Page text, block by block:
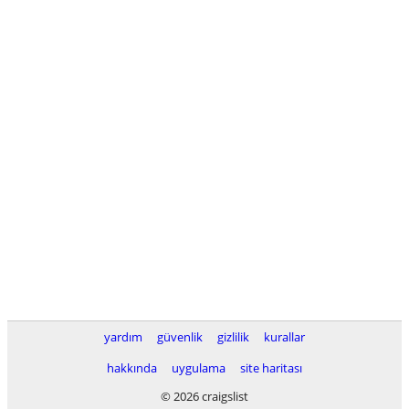
yardım güvenlik gizlilik
kurallar
hakkında
uygulama
site haritası
© 2026 craigslist